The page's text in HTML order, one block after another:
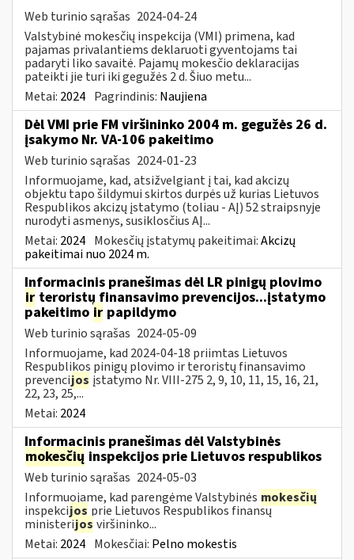
Web turinio sąrašas 2024-04-24
Valstybinė mokesčių inspekcija (VMI) primena, kad
pajamas privalantiems deklaruoti gyventojams tai
padaryti liko savaitė. Pajamų mokesčio deklaracijas
pateikti jie turi iki gegužės 2 d. Šiuo metu...
Metai: 2024 Pagrindinis: Naujiena
Dėl VMI prie FM viršininko 2004 m. gegužės 26 d.
įsakymo Nr. VA-106 pakeitimo
Web turinio sąrašas 2024-01-23
Informuojame, kad, atsižvelgiant į tai, kad akcizų
objektu tapo šildymui skirtos durpės už kurias Lietuvos
Respublikos akcizų įstatymo (toliau - AĮ) 52 straipsnyje
nurodyti asmenys, susiklosčius AĮ...
Metai: 2024 Mokesčių įstatymų pakeitimai:Akcizų
pakeitimai nuo 2024 m.
Informacinis pranešimas dėl LR pinigų plovimo
ir teroristų finansavimo prevencijos...įstatymo
pakeitimo ir papildymo
Web turinio sąrašas 2024-05-09
Informuojame, kad 2024-04-18 priimtas Lietuvos
Respublikos pinigų plovimo ir teroristų finansavimo
prevencijos įstatymo Nr. VIII-275 2, 9, 10, 11, 15, 16, 21,
22, 23, 25,...
Metai: 2024
Informacinis pranešimas dėl Valstybinės
mokesčių inspekcijos prie Lietuvos respublikos
Web turinio sąrašas 2024-05-03
Informuojame, kad parengėme Valstybinės mokesčių
inspekcijos prie Lietuvos Respublikos finansų
ministerijos viršininko...
Metai: 2024 Mokesčiai: Pelno mokestis